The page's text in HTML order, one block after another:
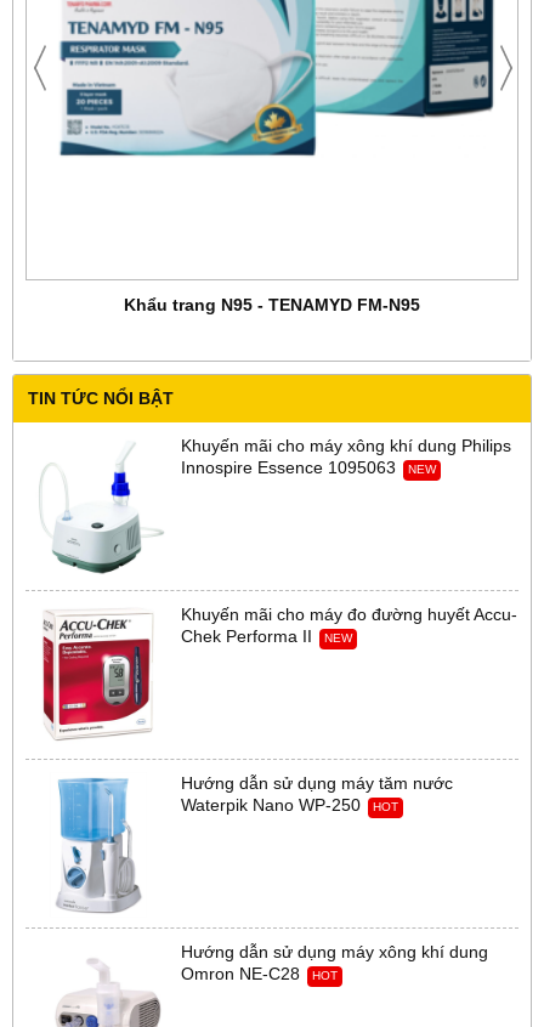
Khẩu trang N95 - TENAMYD FM-N95
TIN TỨC NỔI BẬT
Khuyến mãi cho máy xông khí dung Philips
Innospire Essence 1095063
NEW
Khuyến mãi cho máy đo đường huyết Accu-
Chek Performa II
NEW
Hướng dẫn sử dụng máy tăm nước
Waterpik Nano WP-250
HOT
Hướng dẫn sử dụng máy xông khí dung
Omron NE-C28
HOT